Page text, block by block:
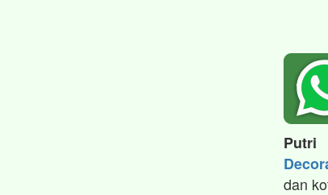
Putri
dan